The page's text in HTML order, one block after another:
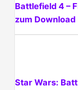
Battlefield 4 –
zum Download
Star Wars: